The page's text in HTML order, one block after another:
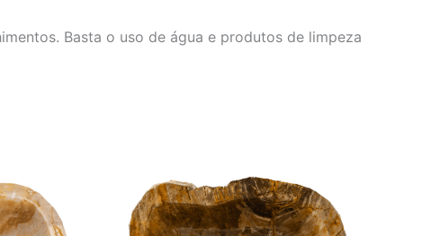
Basta o uso de água e produtos de limpeza
preço
original
era:
preço
atual
é: